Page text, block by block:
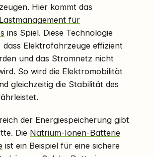
Hier kommt das
für
ins Spiel. Diese Technologie
Elektrofahrzeuge effizient
und das Stromnetz nicht
So wird die Elektromobilität
gleichzeitig die Stabilität des
der Energiespeicherung gibt
Die Natrium-Ionen-Batterie
ist ein Beispiel für eine sichere